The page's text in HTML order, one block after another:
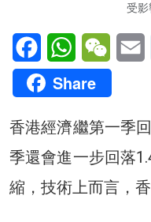
受影
FacebookWhatsApp
Share
香港經濟繼第一季
季還會進一步回落
縮，技術上而言，